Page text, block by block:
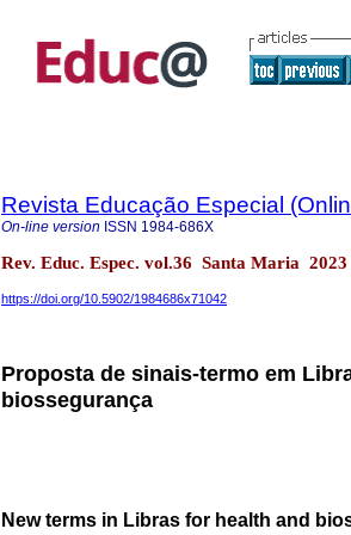
Revista Educação Especial
On-line version ISSN 1984-686X
Rev. Educ. Espec. vol.36 Santa Maria
https://doi.org/10.5902/1984686x71042
Proposta de sinais-termo em
biossegurança
New terms in Libras for health and